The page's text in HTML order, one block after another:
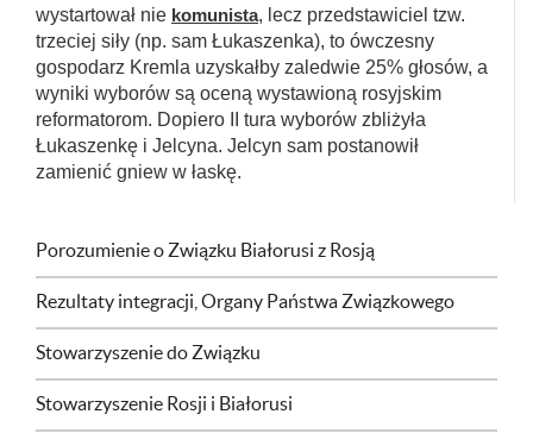
wystartował nie komunista, lecz przedstawiciel tzw.
trzeciej siły (np. sam Łukaszenka), to ówczesny
gospodarz Kremla uzyskałby zaledwie 25% głosów, a
wyniki wyborów są oceną wystawioną rosyjskim
reformatorom. Dopiero II tura wyborów zbliżyła
Łukaszenkę i Jelcyna. Jelcyn sam postanowił
zamienić gniew w łaskę.
Porozumienie o Związku Białorusi z Rosją
Rezultaty integracji, Organy Państwa Związkowego
Stowarzyszenie do Związku
Stowarzyszenie Rosji i Białorusi